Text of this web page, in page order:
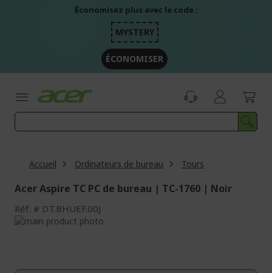
Économisez plus avec le code :
MYSTERY
ÉCONOMISER
Accueil Ordinateurs de bureau Tours
Acer Aspire TC PC de bureau | TC-1760 | Noir
Réf. DT.BHUEF.00J
Passer
de
de